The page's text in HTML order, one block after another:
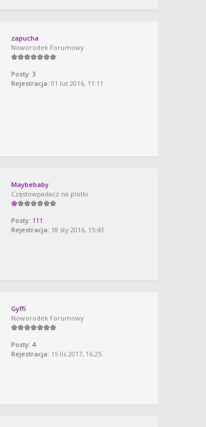
zapucha
Noworodek Forumowy
Posty: 3
Rejestracja: 01 lut 2016, 11:11
Maybebaby
Częstowpadacz na plotki
Posty: 111
Rejestracja: 18 sty 2016, 15:43
Gyffi
Noworodek Forumowy
Posty: 4
Rejestracja: 15 lis 2017, 16:25